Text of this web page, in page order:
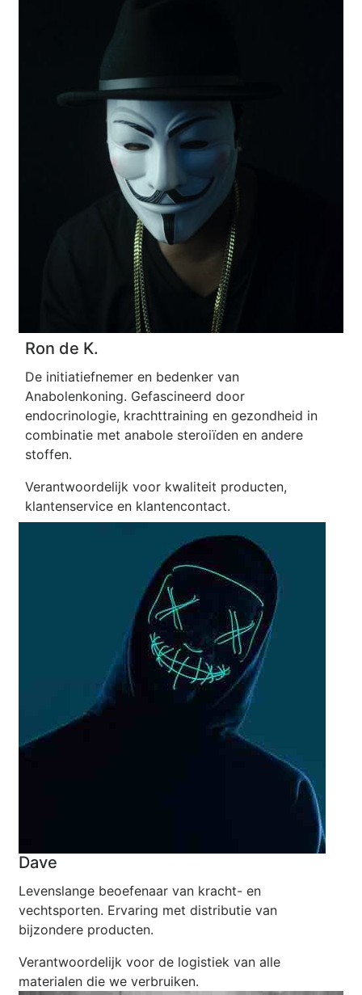
Ron de K.
De initiatiefnemer en bedenker van
Anabolenkoning. Gefascineerd door
endocrinologie, krachttraining en gezondheid in
combinatie met anabole steroiïden en andere
stoffen.
Verantwoordelijk voor kwaliteit producten,
klantenservice en klantencontact.
Dave
Levenslange beoefenaar van kracht- en
vechtsporten. Ervaring met distributie van
bijzondere producten.
Verantwoordelijk voor de logistiek van alle
materialen die we verbruiken.